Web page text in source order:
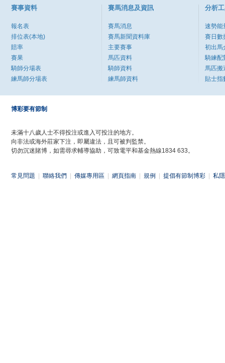
賽事資料
報名表
排位表(本地)
賠率
賽果
騎師分場表
練馬師分場表
賽馬消息及資訊
賽馬消息
賽馬新聞資料庫
主要賽事
馬匹資料
騎師資料
練馬師資料
分析
速勢能
賽日數
初出馬
騎練配
馬匹搬
貼士指
博彩要有節制
未滿十八歲人士不得投注或進入可投注的地方。
向非法或海外莊家下注，即屬違法，且可被判監禁。
切勿沉迷賭博，如需尋求輔導協助，可致電平和基金熱線1834 633。
常見問題 聯絡我們 傳媒專用區 網頁指南 規例 提倡有節制博彩 私